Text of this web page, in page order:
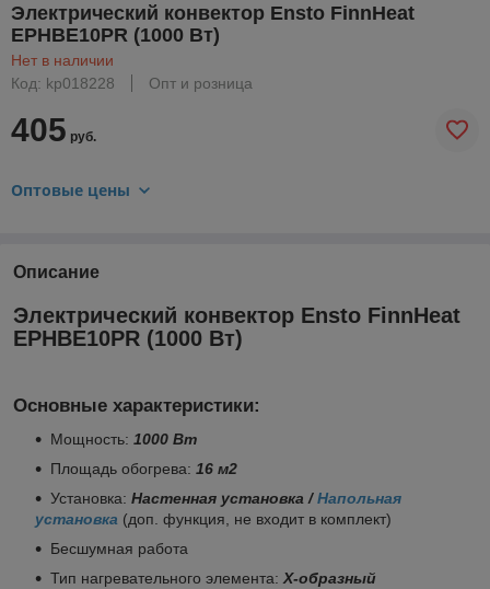
Электрический конвектор Ensto FinnHeat
EPHBE10PR (1000 Вт)
Нет в наличии
Код: kp018228
Опт и розница
405 руб.
Оптовые цены
Описание
Электрический конвектор Ensto FinnHeat
EPHBE10PR (1000 Вт)
Основные характеристики:
Мощность: 1000 Вт
Площадь обогрева: 16 м2
Установка: Настенная установка /Напольная
установка (доп. функция, не входит в комплект)
Бесшумная работа
Тип нагревательного элемента:Х-образный